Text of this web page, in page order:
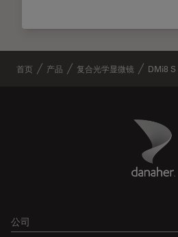
首页 产品 复合光学显微镜 DMi8 S
Danaher
公司